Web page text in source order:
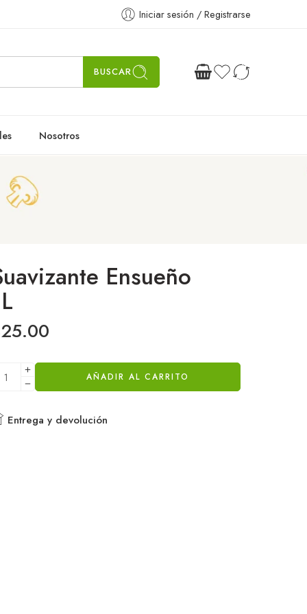
Iniciar sesión / Registrarse
BUSCAR
Nosotros
Ensueño
25.00
AÑADIR AL CARRITO
Entrega y devolución